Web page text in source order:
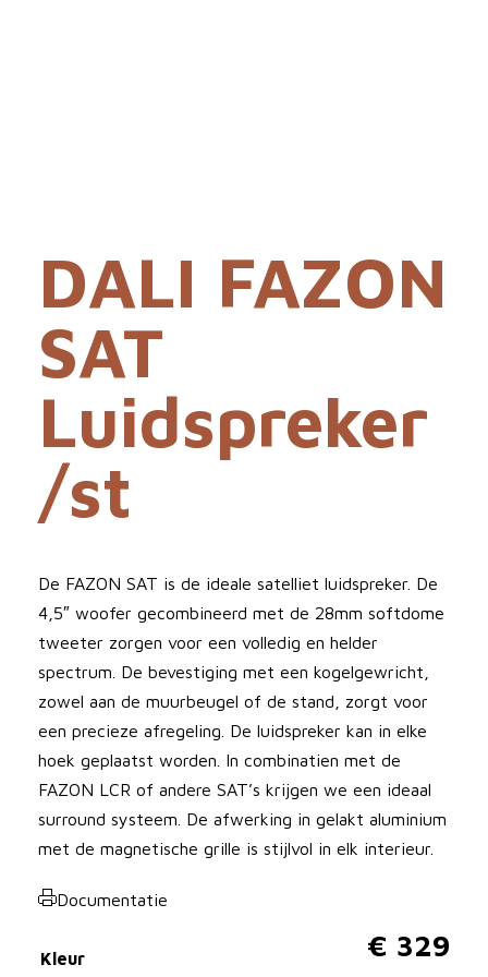
DALI FAZON
SAT
Luidspreker
/st
De FAZON SAT is de ideale satelliet luidspreker. De
4,5″ woofer gecombineerd met de 28mm softdome
tweeter zorgen voor een volledig en helder
spectrum. De bevestiging met een kogelgewricht,
zowel aan de muurbeugel of de stand, zorgt voor
een precieze afregeling. De luidspreker kan in elke
hoek geplaatst worden. In combinatien met de
FAZON LCR of andere SAT’s krijgen we een ideaal
surround systeem. De afwerking in gelakt aluminium
met de magnetische grille is stijlvol in elk interieur.
Documentatie
Kleur € 329